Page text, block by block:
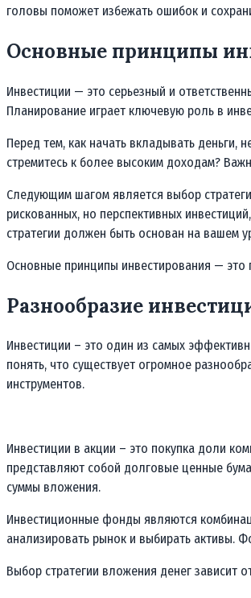
головы поможет избежать ошибок и
Основные принципы
Инвестиции — это серьезный и
Планирование играет ключевую роль в
Перед тем, как начать вкладывать деньги,
стремитесь к более высоким доходам?
Следующим шагом является выбор
рискованных, но перспективных
стратегии должен быть основан на вашем
Основные принципы инвестирования —
Разнообразие
Инвестиции – это один из самых
понять, что существует огромное
инструментов.
Инвестиции в акции – это покупка доли
представляют собой долговые ценные
суммы вложения.
Инвестиционные фонды являются
анализировать рынок и выбирать активы.
Выбор стратегии вложения денег зависит